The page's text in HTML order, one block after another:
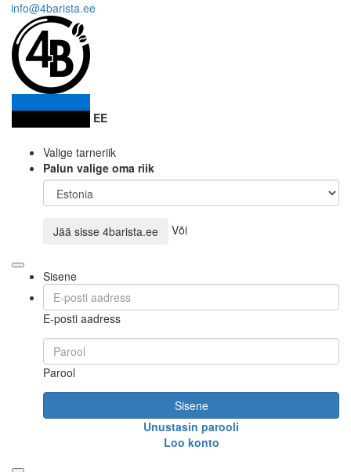
info@4barista.ee
EE
Valige tarneriik
Palun valige oma riik
Jää sisse 4barista.ee Või
Sisene
E-posti aadress
Parool
Sisene
Unustasin parooli
Loo konto